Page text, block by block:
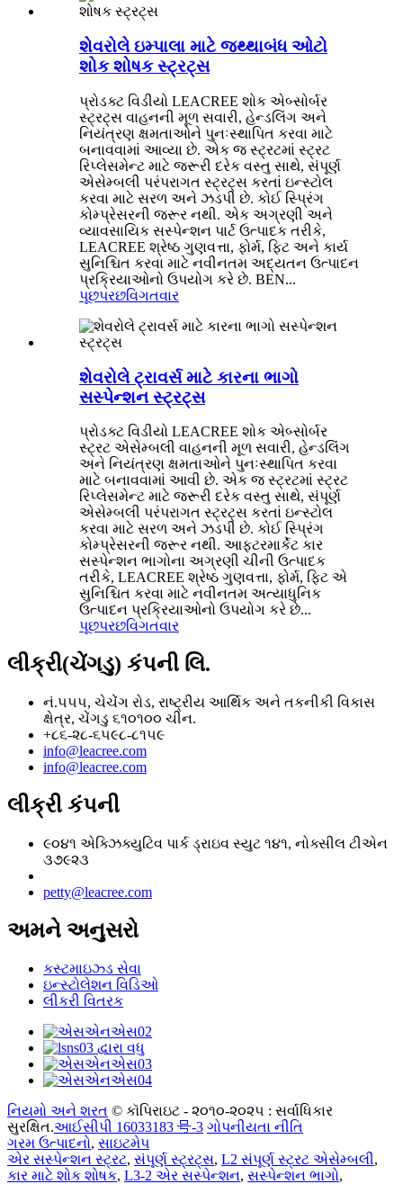
શેવરોલે ઇમ્પાલા માટે જથ્થાબંધ ઓટો
શોક શોષક સ્ટ્રટ્સ
પ્રોડક્ટ વિડીયો LEACREE શોક એબ્સોર્બર
સ્ટ્રટ્સ વાહનની મૂળ સવારી, હેન્ડલિંગ અને
નિયંત્રણ ક્ષમતાઓને પુનઃસ્થાપિત કરવા માટે
બનાવવામાં આવ્યા છે. એક જ સ્ટ્રટમાં સ્ટ્રટ
રિપ્લેસમેન્ટ માટે જરૂરી દરેક વસ્તુ સાથે, સંપૂર્ણ
એસેમ્બલી પરંપરાગત સ્ટ્રટ્સ કરતાં ઇન્સ્ટોલ
કરવા માટે સરળ અને ઝડપી છે. કોઈ સ્પ્રિંગ
કોમ્પ્રેસરની જરૂર નથી. એક અગ્રણી અને
વ્યાવસાયિક સસ્પેન્શન પાર્ટ ઉત્પાદક તરીકે,
LEACREE શ્રેષ્ઠ ગુણવત્તા, ફોર્મ, ફિટ અને કાર્ય
સુનિશ્ચિત કરવા માટે નવીનતમ અદ્યતન ઉત્પાદન
પ્રક્રિયાઓનો ઉપયોગ કરે છે. BEN...
પૂછપરછવિગતવાર
શેવરોલે ટ્રાવર્સ માટે કારના ભાગો
સસ્પેન્શન સ્ટ્રટ્સ
પ્રોડક્ટ વિડીયો LEACREE શોક એબ્સોર્બર
સ્ટ્રટ એસેમ્બલી વાહનની મૂળ સવારી, હેન્ડલિંગ
અને નિયંત્રણ ક્ષમતાઓને પુનઃસ્થાપિત કરવા
માટે બનાવવામાં આવી છે. એક જ સ્ટ્રટમાં સ્ટ્રટ
રિપ્લેસમેન્ટ માટે જરૂરી દરેક વસ્તુ સાથે, સંપૂર્ણ
એસેમ્બલી પરંપરાગત સ્ટ્રટ્સ કરતાં ઇન્સ્ટોલ
કરવા માટે સરળ અને ઝડપી છે. કોઈ સ્પ્રિંગ
કોમ્પ્રેસરની જરૂર નથી. આફ્ટરમાર્કેટ કાર
સસ્પેન્શન ભાગોના અગ્રણી ચીની ઉત્પાદક
તરીકે, LEACREE શ્રેષ્ઠ ગુણવત્તા, ફોર્મ, ફિટ એ
સુનિશ્ચિત કરવા માટે નવીનતમ અત્યાધુનિક
ઉત્પાદન પ્રક્રિયાઓનો ઉપયોગ કરે છે...
પૂછપરછવિગતવાર
લીક્રી(ચેંગડુ) કંપની લિ.
નં.૫૫૫, ચેચેંગ રોડ, રાષ્ટ્રીય આર્થિક અને તકનીકી વિકાસ
ક્ષેત્ર, ચેંગડુ ૬૧૦૧૦૦ ચીન.
+૮૬-૨૮-૬૫૯૮-૮૧૫૯
info@leacree.com
info@leacree.com
લીક્રી કંપની
૯૦૪૧ એક્ઝિક્યુટિવ પાર્ક ડ્રાઇવ સ્યુટ ૧૪૧, નોક્સીલ ટીએન
૩૭૯૨૩
petty@leacree.com
અમને અનુસરો
કસ્ટમાઇઝ્ડ સેવા
ઇન્સ્ટોલેશન વિડિઓ
લીકરી વિતરક
નિયમો અને શરત © કૉપિરાઇટ - ૨૦૧૦-૨૦૨૫ : સર્વાધિકાર
સુરક્ષિત.આઈસીપી 16033183 号-3 ગોપનીયતા નીતિ
ગરમ ઉત્પાદનો, સાઇટમેપ
એર સસ્પેન્શન સ્ટ્રટ, સંપૂર્ણ સ્ટ્રટ્સ, L2 સંપૂર્ણ સ્ટ્રટ એસેમ્બલી,
કાર માટે શોક શોષક, L3-2 એર સસ્પેન્શન, સસ્પેન્શન ભાગો,